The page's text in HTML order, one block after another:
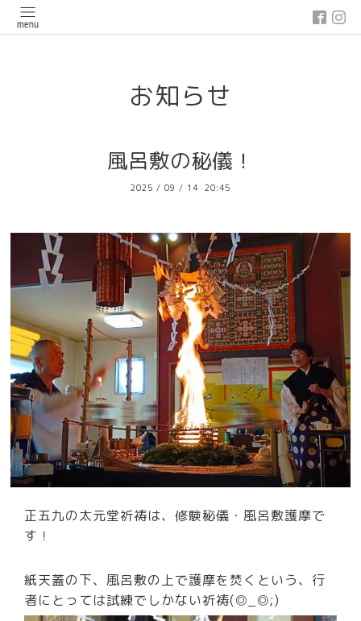
google-site-verification: google03647e12badb45de.html
お知らせ
風呂敷の秘儀！
2025 / 09 / 14 20:45
正五九の太元堂祈祷は、修験秘儀・風呂敷護摩で
す！
紙天蓋の下、風呂敷の上で護摩を焚くという、行
者にとっては試練でしかない祈祷(◎_◎;)